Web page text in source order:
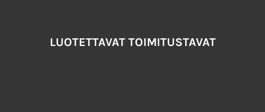
LUOTETTAVAT TOIMITUSTAVAT